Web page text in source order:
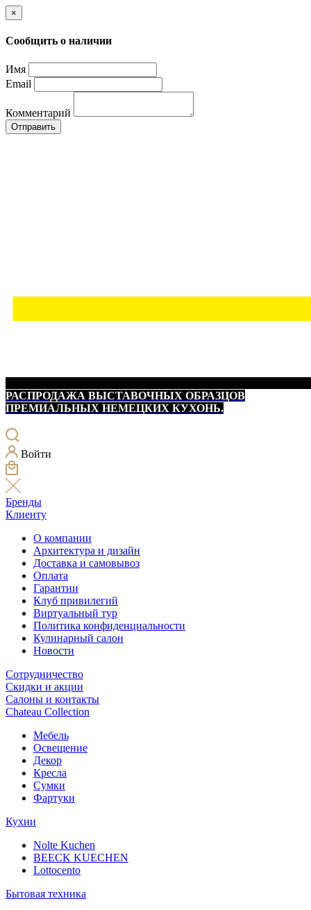
×
Сообщить о наличии
Имя
Email
Комментарий
Отправить
РАСПРОДАЖА ВЫСТАВОЧНЫХ ОБРАЗЦОВ
ПРЕМИАЛЬНЫХ НЕМЕЦКИХ КУХОНЬ.
Войти
Бренды
Клиенту
О компании
Архитектура и дизайн
Доставка и самовывоз
Оплата
Гарантии
Клуб привилегий
Виртуальный тур
Политика конфиденциальности
Кулинарный салон
Новости
Сотрудничество
Скидки и акции
Салоны и контакты
Chateau Collection
Мебель
Освещение
Декор
Кресла
Сумки
Фартуки
Кухни
Nolte Kuchen
BEECK KUECHEN
Lottocento
Бытовая техника